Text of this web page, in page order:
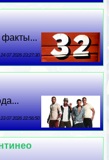
факты...
24 07 2026 23:27:30
23 07 2026 22:56:50